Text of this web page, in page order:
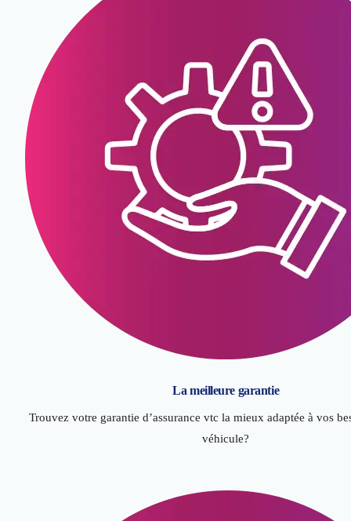
La meilleure garantie
Trouvez votre garantie d’assurance vtc la mieux adaptée à vos
véhicule?